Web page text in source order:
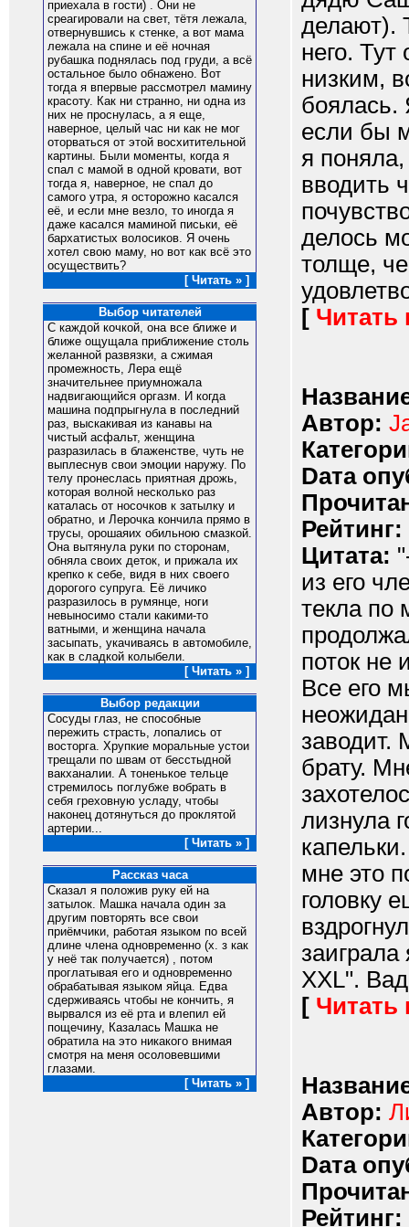
приехала в гости) . Они не
среагировали на свет, тётя лежала,
отвернувшись к стенке, а вот мама
лежала на спине и её ночная
рубашка поднялась под груди, а всё
остальное было обнажено. Вот
тогда я впервые рассмотрел мамину
красоту. Как ни странно, ни одна из
них не проснулась, а я еще,
наверное, целый час ни как не мог
оторваться от этой восхитительной
картины. Были моменты, когда я
спал с мамой в одной кровати, вот
тогда я, наверное, не спал до
самого утра, я осторожно касался
её, и если мне везло, то иногда я
даже касался маминой письки, её
бархатистых волосиков. Я очень
хотел свою маму, но вот как всё это
осуществить?
[ Читать » ]
Выбор читателей
С каждой кочкой, она все ближе и
ближе ощущала приближение столь
желанной развязки, а сжимая
промежность, Лера ещё
значительнее приумножала
надвигающийся оргазм. И когда
машина подпрыгнула в последний
раз, выскакивая из канавы на
чистый асфальт, женщина
разразилась в блаженстве, чуть не
выплеснув свои эмоции наружу. По
телу пронеслась приятная дрожь,
которая волной несколько раз
каталась от носочков к затылку и
обратно, и Лерочка кончила прямо в
трусы, орошаяих обильною смазкой.
Она вытянула руки по сторонам,
обняла своих деток, и прижала их
крепко к себе, видя в них своего
дорогого супруга. Её личико
разразилось в румянце, ноги
невыносимо стали какими-то
ватными, и женщина начала
засыпать, укачиваясь в автомобиле,
как в сладкой колыбели.
[ Читать » ]
Выбор редакции
Сосуды глаз, не способные
пережить страсть, лопались от
восторга. Хрупкие моральные устои
трещали по швам от бесстыдной
вакханалии. А тоненькое тельце
стремилось поглубже вобрать в
себя греховную усладу, чтобы
наконец дотянуться до проклятой
артерии...
[ Читать » ]
Рассказ часа
Сказал я положив руку ей на
затылок. Машка начала один за
другим повторять все свои
приёмчики, работая языком по всей
длине члена одновременно (х. з как
у неё так получается) , потом
проглатывая его и одновременно
обрабатывая языком яйца. Едва
сдерживаясь чтобы не кончить, я
вырвался из её рта и влепил ей
пощечину, Казалась Машка не
обратила на это никакого внимая
смотря на меня осоловевшими
глазами.
[ Читать » ]
делают).
него. Тут
низким,
боялась.
если бы
я
вводить
делось
толще,
[ Читать
Автор:
Dата
Рейтинг:
Цитата:
из его
текла по
поток не
Все его
заводит.
брату.
лизнула
мне это
головку
XXL".
[ Читать
Автор:
Dата
Рейтинг: